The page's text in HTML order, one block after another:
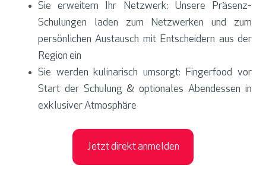
Sie erweitern Ihr Netzwerk: Unsere Präsenz-
Schulungen laden zum Netzwerken und zum
persönlichen Austausch mit Entscheidern aus der
Region ein
Sie werden kulinarisch umsorgt: Fingerfood vor
Start der Schulung & optionales Abendessen in
exklusiver Atmosphäre
Jetzt direkt anmelden